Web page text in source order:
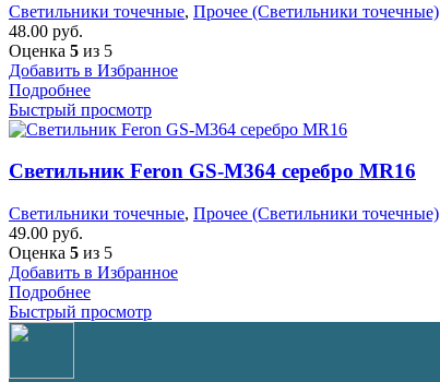
Светильники точечные, Прочее (Светильники точечные)
48.00 руб.
Оценка 5 из 5
Добавить в Избранное
Подробнее
Быстрый просмотр
Светильник Feron GS-M364 серебро MR16
Светильники точечные, Прочее (Светильники точечные)
49.00 руб.
Оценка 5 из 5
Добавить в Избранное
Подробнее
Быстрый просмотр